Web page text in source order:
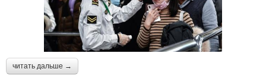
читать дальше →